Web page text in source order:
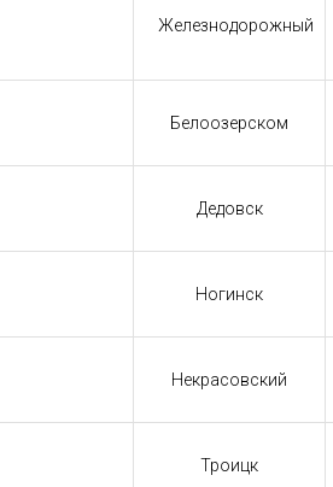
Железнодорожный
Белоозерском
Дедовск
Ногинск
Некрасовский
Троицк